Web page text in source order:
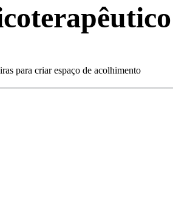
para criar espaço de acolhimento